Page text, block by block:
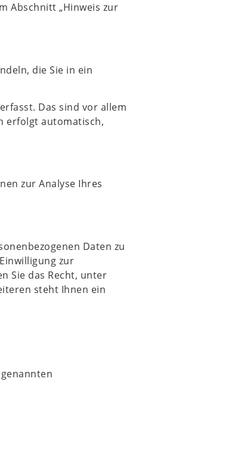
Abschnitt „Hinweis zur
die Sie in ein
Das sind vor allem
erfolgt automatisch,
zur Analyse Ihres
Daten zu
zur
Sie das Recht, unter
steht Ihnen ein